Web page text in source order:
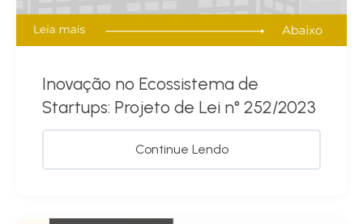
Inovação no Ecossistema de
Startups: Projeto de Lei n° 252/2023
Continue Lendo